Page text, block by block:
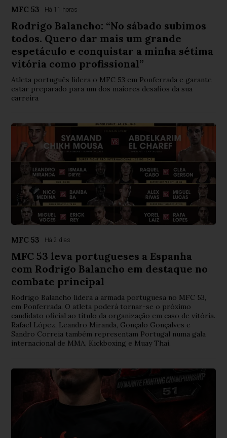
MFC 53 Há 11 horas
Rodrigo Balancho: “No sábado subimos
todos. Quero dar mais um grande
espetáculo e conquistar a minha sétima
vitória como profissional”
Atleta português lidera o MFC 53 em Ponferrada e garante
estar preparado para um dos maiores desafios da sua
carreira
MFC 53 Há 2 dias
MFC 53 leva portugueses a Espanha
com Rodrigo Balancho em destaque no
combate principal
Rodrigo Balancho lidera a armada portuguesa no MFC 53,
em Ponferrada. O atleta poderá tornar-se o próximo
candidato oficial ao título da organização em caso de vitória.
Rafael López, Leandro Miranda, Gonçalo Gonçalves e
Sandro Correia também representam Portugal numa gala
internacional de MMA, Kickboxing e Muay Thai.